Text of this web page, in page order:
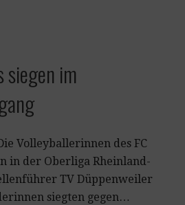
siegen im
Volleyballerinnen des FC
in der Oberliga Rheinland-
TV Düppenweiler
siegten gegen…